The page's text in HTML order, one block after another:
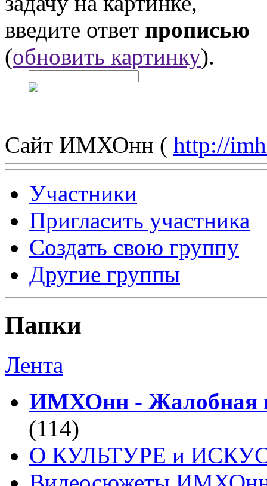
введите ответ прописью
(обновить картинку).
Сайт ИМХОнн ( http://
Участники
Пригласить участника
Создать свою группу
Другие группы
Папки
Лента
ИМХОнн - Жалобная
(114)
О КУЛЬТУРЕ и